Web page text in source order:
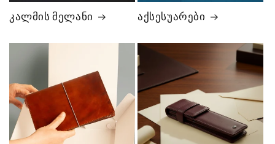
კალმის მელანი აქსესუარები